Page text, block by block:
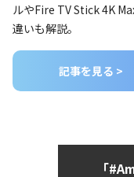
ルやFire TV Stick 4K
違いも解説。
記事を見る >
「